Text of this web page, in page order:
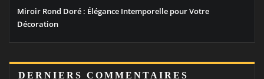
Miroir Rond Doré : Élégance Intemporelle pour Votre
Décoration
DERNIERS COMMENTAIRES